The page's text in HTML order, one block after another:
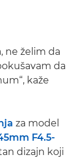
ne želim da
da
kaže
za model
F4.5-
dizajn koji